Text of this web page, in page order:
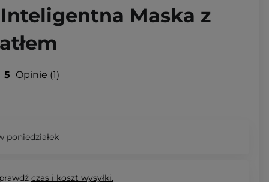
Inteligentna Maska z
5 Opinie 1
poniedziałek
czas i koszt wysyłki.